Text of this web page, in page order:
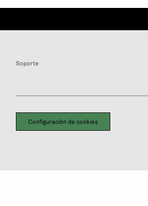
Soporte
Configuración de cookies